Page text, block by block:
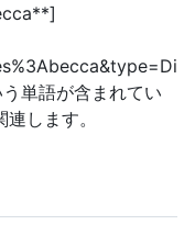
単語が含まれてい
します。